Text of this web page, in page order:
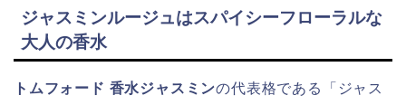
ジャスミンルージュはスパイシーフローラルな
大人の香水
トムフォード 香水ジャスミンの代表格である「ジャス